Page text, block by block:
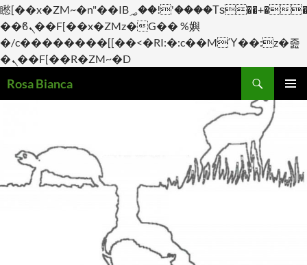
矁[��x�ZM~�n"��IB؃��!'����Тѕ��+��(m��IK�ʭ�/|
��ϐܢ��F[��x�ZMz�G�� %嬩
�/c��������[[��<�RI:�:c��MΎ��:z�졾
�ܢ��F[��R�ZM~�D
Rosa Bianca